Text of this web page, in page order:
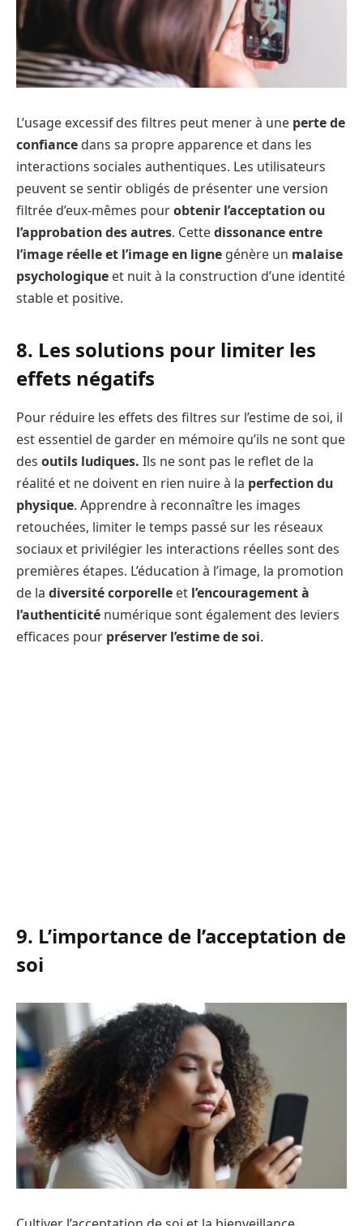
L’usage excessif des filtres peut mener à une perte de
confiance dans sa propre apparence et dans les
interactions sociales authentiques. Les utilisateurs
peuvent se sentir obligés de présenter une version
filtrée d’eux-mêmes pourobtenir l’acceptation ou
l’approbation des autres. Cettedissonance entre
l’image réelle et l’image en ligne génère un malaise
psychologique et nuit à la construction d’une identité
stable et positive.
8. Les solutions pour limiter les
effets négatifs
Pour réduire les effets des filtres sur l’estime de soi, il
est essentiel de garder en mémoire qu’ils ne sont que
des outils ludiques. Ils ne sont pas le reflet de la
réalité et ne doivent en rien nuire à la perfection du
physique. Apprendre à reconnaître les images
retouchées, limiter le temps passé sur les réseaux
sociaux et privilégier les interactions réelles sont des
premières étapes. L’éducation à l’image, la promotion
de la diversité corporelle et l’encouragement à
l’authenticité numérique sont également des leviers
efficaces pour préserver l’estime de soi.
9. L’importance de l’acceptation de
soi